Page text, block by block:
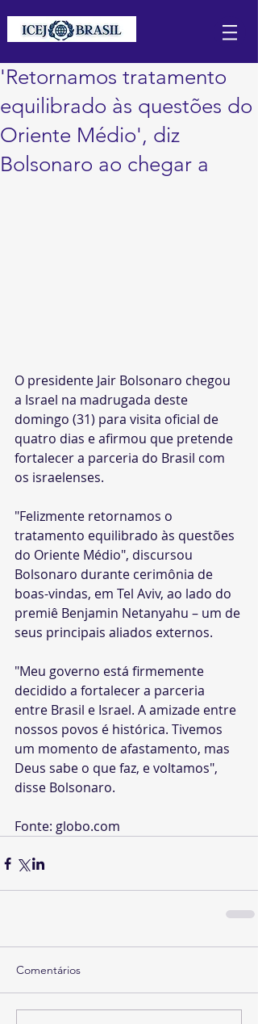
'Retornamos tratamento
equilibrado às questões do
Oriente Médio', diz
Bolsonaro ao chegar a
O presidente Jair Bolsonaro chegou
a Israel na madrugada deste
domingo (31) para visita oficial de
quatro dias e afirmou que pretende
fortalecer a parceria do Brasil com
os israelenses.
"Felizmente retornamos o
tratamento equilibrado às questões
do Oriente Médio", discursou
Bolsonaro durante cerimônia de
boas-vindas, em Tel Aviv, ao lado do
premiê Benjamin Netanyahu – um de
seus principais aliados externos.
"Meu governo está firmemente
decidido a fortalecer a parceria
entre Brasil e Israel. A amizade entre
nossos povos é histórica. Tivemos
um momento de afastamento, mas
Deus sabe o que faz, e voltamos",
disse Bolsonaro.
Fonte: globo.com
Comentários